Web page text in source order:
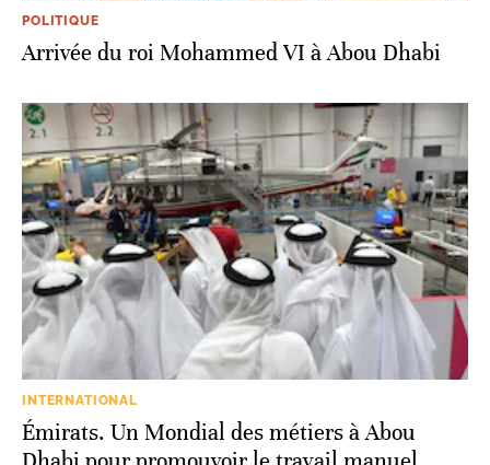
POLITIQUE
Arrivée du roi Mohammed VI à Abou Dhabi
INTERNATIONAL
Émirats. Un Mondial des métiers à Abou